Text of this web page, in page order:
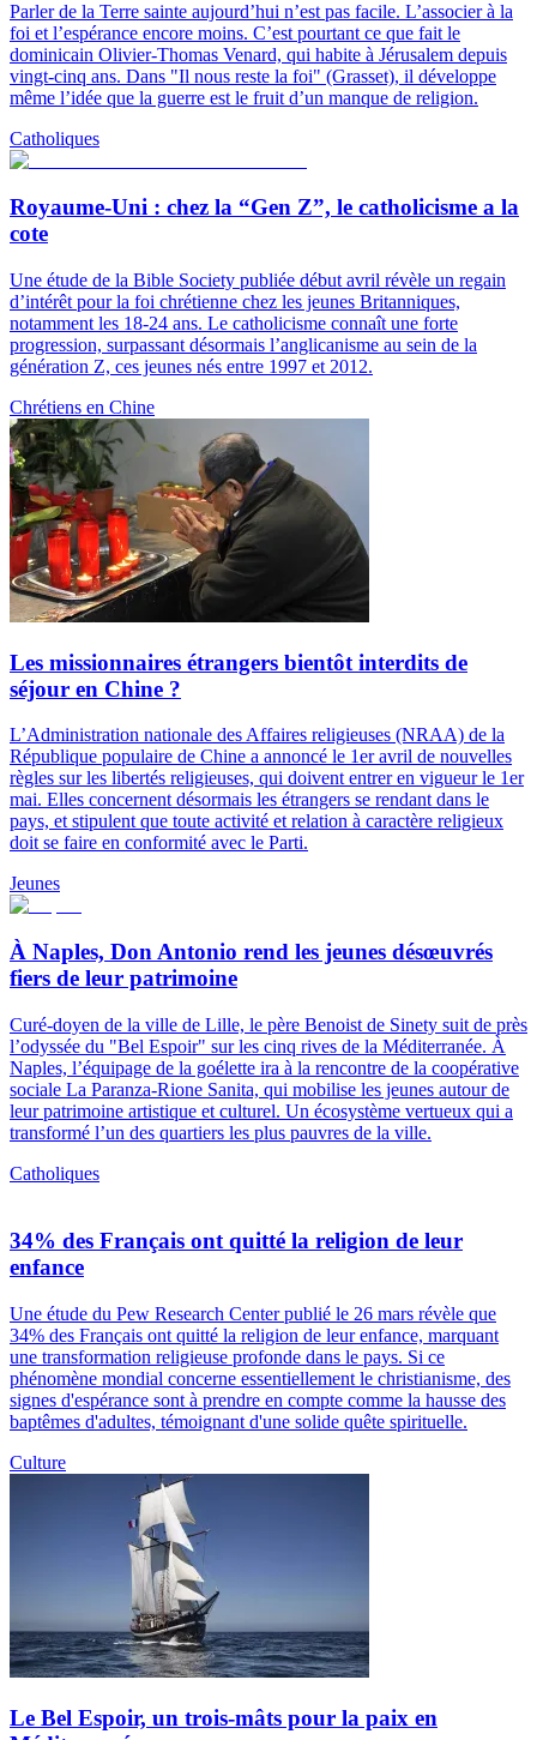
Parler de la Terre sainte aujourd’hui n’est pas facile. L’associer à la
foi et l’espérance encore moins. C’est pourtant ce que fait le
dominicain Olivier-Thomas Venard, qui habite à Jérusalem depuis
vingt-cinq ans. Dans "Il nous reste la foi" (Grasset), il développe
même l’idée que la guerre est le fruit d’un manque de religion.
Catholiques
Royaume-Uni : chez la “Gen Z”, le catholicisme a la
cote
Une étude de la Bible Society publiée début avril révèle un regain
d’intérêt pour la foi chrétienne chez les jeunes Britanniques,
notamment les 18-24 ans. Le catholicisme connaît une forte
progression, surpassant désormais l’anglicanisme au sein de la
génération Z, ces jeunes nés entre 1997 et 2012.
Chrétiens en Chine
Les missionnaires étrangers bientôt interdits de
séjour en Chine ?
L’Administration nationale des Affaires religieuses (NRAA) de la
République populaire de Chine a annoncé le 1er avril de nouvelles
règles sur les libertés religieuses, qui doivent entrer en vigueur le 1er
mai. Elles concernent désormais les étrangers se rendant dans le
pays, et stipulent que toute activité et relation à caractère religieux
doit se faire en conformité avec le Parti.
Jeunes
À Naples, Don Antonio rend les jeunes désœuvrés
fiers de leur patrimoine
Curé-doyen de la ville de Lille, le père Benoist de Sinety suit de près
l’odyssée du "Bel Espoir" sur les cinq rives de la Méditerranée. À
Naples, l’équipage de la goélette ira à la rencontre de la coopérative
sociale La Paranza-Rione Sanita, qui mobilise les jeunes autour de
leur patrimoine artistique et culturel. Un écosystème vertueux qui a
transformé l’un des quartiers les plus pauvres de la ville.
Catholiques
34% des Français ont quitté la religion de leur
enfance
Une étude du Pew Research Center publié le 26 mars révèle que
34% des Français ont quitté la religion de leur enfance, marquant
une transformation religieuse profonde dans le pays. Si ce
phénomène mondial concerne essentiellement le christianisme, des
signes d'espérance sont à prendre en compte comme la hausse des
baptêmes d'adultes, témoignant d'une solide quête spirituelle.
Culture
Le Bel Espoir, un trois-mâts pour la paix en